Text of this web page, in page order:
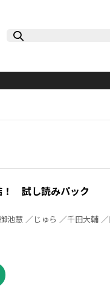
！ 試し読みパック